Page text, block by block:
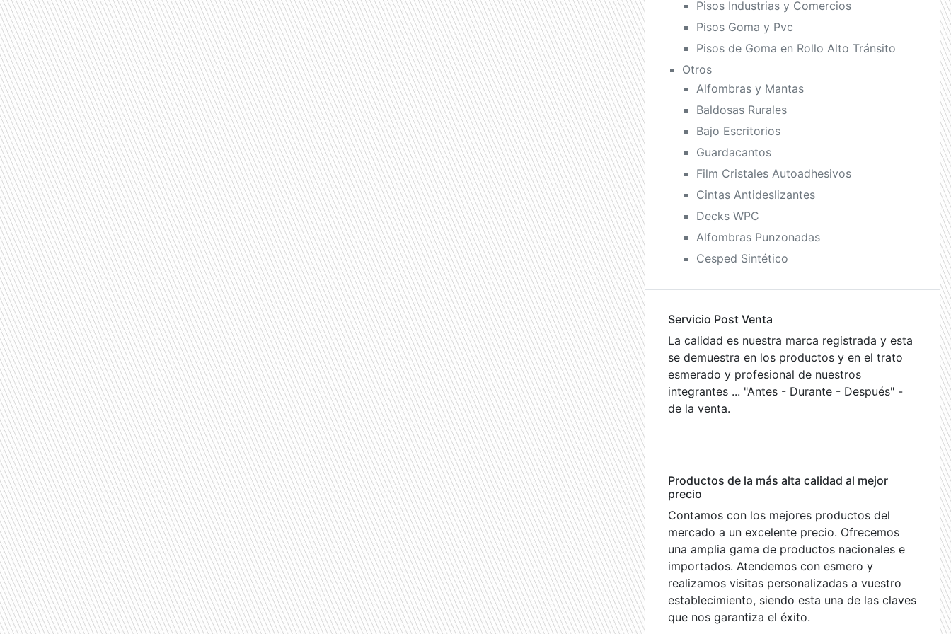
Pisos Industrias y Comercios
Pisos Goma y Pvc
Pisos de Goma en Rollo Alto Tránsito
Otros
Alfombras y Mantas
Baldosas Rurales
Bajo Escritorios
Guardacantos
Film Cristales Autoadhesivos
Cintas Antideslizantes
Decks WPC
Alfombras Punzonadas
Cesped Sintético
Servicio Post Venta
La calidad es nuestra marca registrada y esta
se demuestra en los productos y en el trato
esmerado y profesional de nuestros
integrantes ... "Antes - Durante - Después" -
de la venta.
Productos de la más alta calidad al mejor
precio
Contamos con los mejores productos del
mercado a un excelente precio. Ofrecemos
una amplia gama de productos nacionales e
importados. Atendemos con esmero y
realizamos visitas personalizadas a vuestro
establecimiento, siendo esta una de las claves
que nos garantiza el éxito.